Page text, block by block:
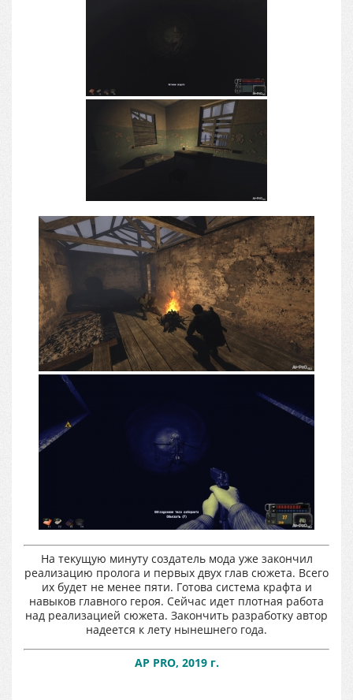
На текущую минуту создатель мода уже закончил
реализацию пролога и первых двух глав сюжета. Всего
их будет не менее пяти. Готова система крафта и
навыков главного героя. Сейчас идет плотная работа
над реализацией сюжета. Закончить разработку автор
надеется к лету нынешнего года.
AP PRO, 2019 г.